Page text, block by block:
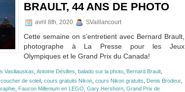
BRAULT, 44 ANS DE PHOTO
avril 8th, 2020 SVaillancourt
Cette semaine on s’entretient avec Bernard Brault,
photographe à La Presse pour les Jeux
Olympiques et le Grand Prix du Canada!
Vasiliauskas Antoine Désiltes balado sur la photo Bernard Brault
coucher de soleil cours gratuits Nikon cours Nikon gratuits Denis Brodeur,
Faucon Millenium en LEGO Gary Hershorn Grand Prix de